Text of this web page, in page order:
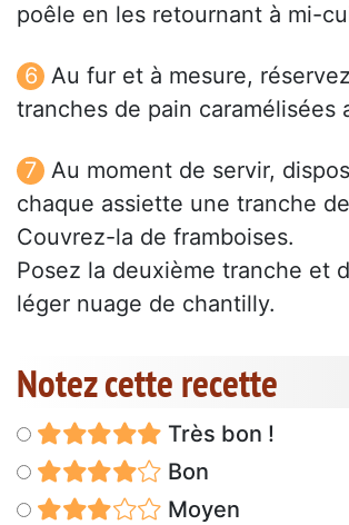
poêle en les retournant à mi-
Au fur et à mesure,
tranches de pain caramélisées
Au moment de servir,
chaque assiette une tranche
Couvrez-la de framboises.
Posez la deuxième tranche et
léger nuage de chantilly.
Notez cette recette
Très bon !
Bon
Moyen